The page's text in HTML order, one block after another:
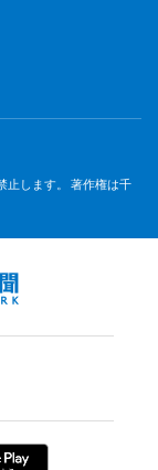
止します。 著作権は千